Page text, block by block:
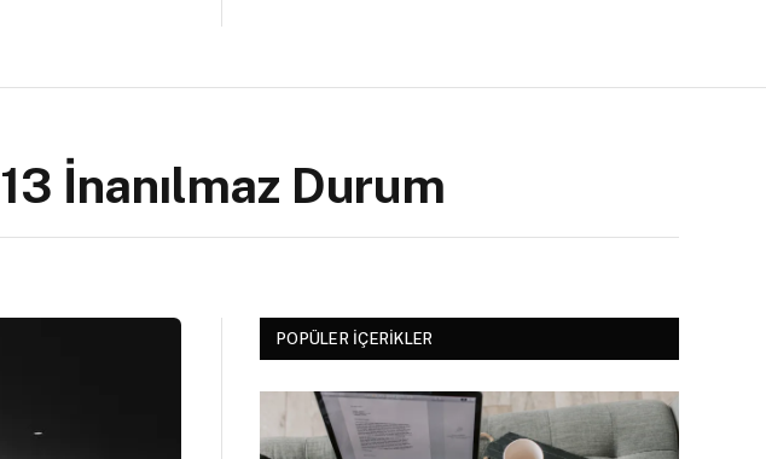
İnanılmaz Durum
POPÜLER İÇERIKLER